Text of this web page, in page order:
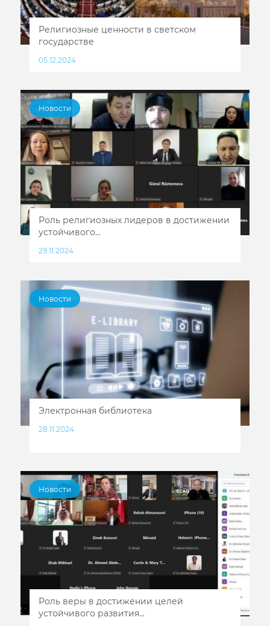
Религиозные ценности в светском
государстве
05.12.2024
Новости
Роль религиозных лидеров в достижении
устойчивого...
29.11.2024
Новости
Электронная библиотека
28.11.2024
Новости
Роль веры в достижении целей
устойчивого развития...